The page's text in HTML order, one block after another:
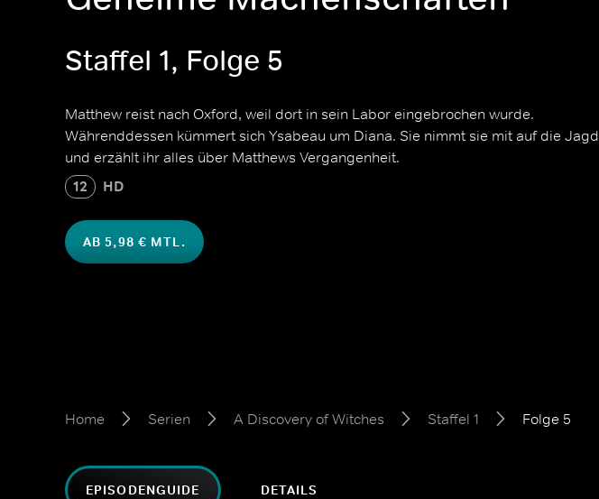
Staffel 1, Folge 5
Matthew reist nach Oxford, weil dort in sein Labor eingebrochen wurde.
Währenddessen kümmert sich Ysabeau um Diana. Sie nimmt sie mit auf die Jagd
und erzählt ihr alles über Matthews Vergangenheit.
12 HD
AB 5,98 € MTL.
Home Serien A Discovery of Witches Staffel 1 Folge 5
EPISODENGUIDE DETAILS